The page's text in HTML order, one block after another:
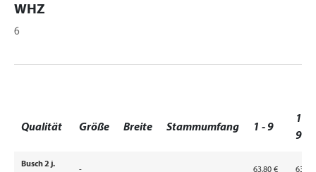
WHZ
6
Qualität Größe Breite Stammumfang 1 - 9
10 -
99
Busch 2 j.
- 63,80 € 63,80